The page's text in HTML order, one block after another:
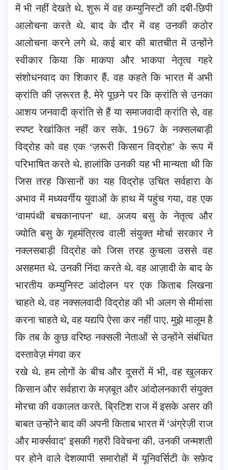
में भी नहीं देखते थे. शुरू में वह कम्युनिस्टों की दबी-छिपी
आलोचना करते थे. बाद के दौर में वह उनकी कठोर
आलोचना करने लगे थे. कई बार की बातचीत में उन्होंने
स्वीकार किया कि माकपा और भाकपा नेतृत्व गहरे
संशोधनवाद का शिकार हैं. वह कहते कि भारत में अभी
क्रांति की ज़रूरत है. मेरे पूछने पर कि क्रांति से उनका
आशय जनवादी क्रांति से हैं या समाजवादी क्रांति से, वह
स्पष्ट रेखांकित नहीं कर सके. 1967 के नक्सलबाड़ी
विद्रोह को वह एक ‘ज़रूरी किसान विद्रोह’ के रूप में
परिभाषित करते थे. हालांकि उनकी यह भी मान्यता थी कि
जिस तरह किसानों का यह विद्रोह उचित सर्वहारा के
अभाव में मध्यवर्गीय युवाओं के हाथ में पहुंच गया, वह एक
‘वामपंथी बचकानापन’ था. अजय बसु के नेतृत्व और
ज्योति बसु के गृहमंत्रित्व वाली संयुक्त मोर्चा सरकार ने
नक्लसबाड़ी विद्रोह को जिस तरह कुचला उससे वह
असहमत थे. उनकी निंदा करते थे. वह आज़ादी के बाद के
भारतीय कम्युनिस्ट आंदोलन पर एक किताब लिखना
चाहते थे. वह नक्सलवादी विद्रोह की भी अलग से मीमांसा
करना चाहते थे, वह यद्यपि ऐसा कर नहीं पाए. मुझे मालूम है
कि तब के कुछ वरिष्ठ नक्सली नेताओं से उन्होंने संबंधित
दस्तावेज़ मंगवा कर
रखे थे. हम लोगों के बीच और दूसरों में भी, वह खुलकर
किसान और सर्वहारा के मज़बूत और आंदोलनकारी संयुक्त
मोरचा की वकालत करते. ब्रिटिश राज में इसके असर की
बाबत उन्होंने बाद की अपनी किताब भारत में ‘अंग्रेज़ी राज
और मार्क्सवाद’ इसकी गहरी विवेचना की. उनकी जन्मशती
पर होने वाले देशव्यापी समारोहों में यूनिवर्सिटी के सफ़ेद